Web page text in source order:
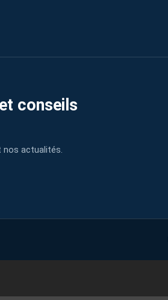
conseils
nos actualités.